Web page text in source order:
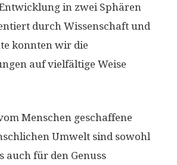
in zwei Sphären
durch Wissenschaft und
konnten wir die
auf vielfältige Weise
Menschen geschaffene
Umwelt sind sowohl
auch für den Genuss